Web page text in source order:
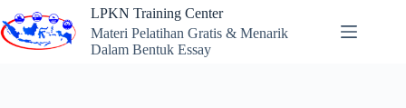
to
content
LPKN Training Center
Materi Pelatihan Gratis & Menarik
Dalam Bentuk Essay